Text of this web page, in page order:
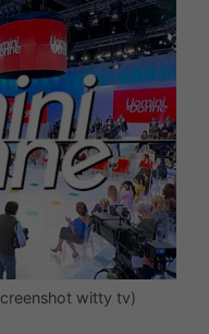
witty tv)